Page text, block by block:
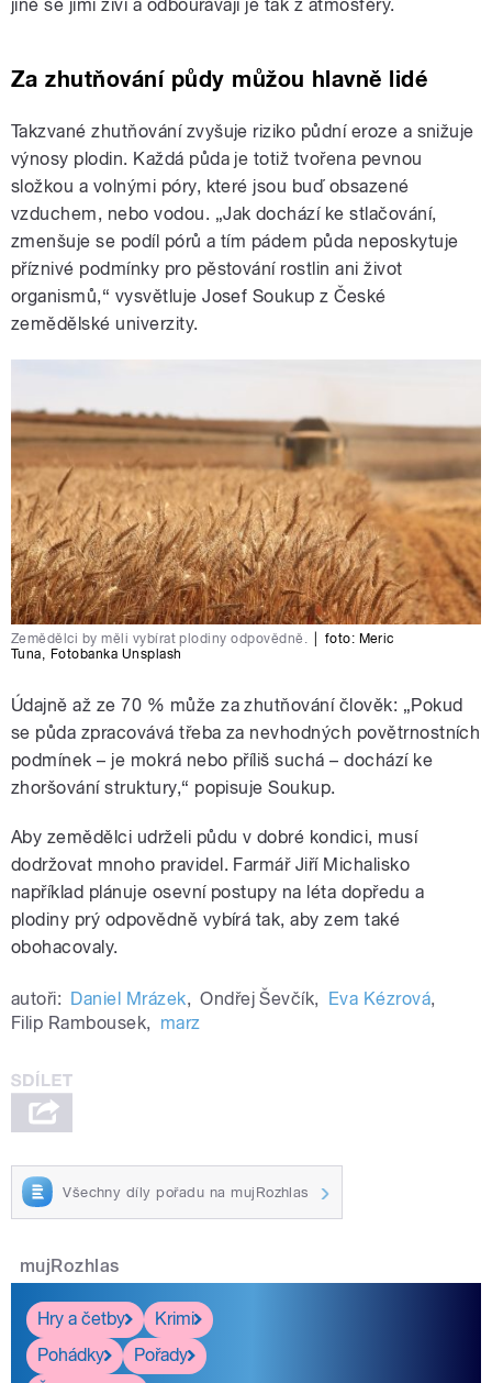
jiné se jimi živí a odbourávají je tak z atmosféry.
Za zhutňování půdy můžou hlavně lidé
Takzvané zhutňování zvyšuje riziko půdní eroze a snižuje
výnosy plodin. Každá půda je totiž tvořena pevnou
složkou a volnými póry, které jsou buď obsazené
vzduchem, nebo vodou. „Jak dochází ke stlačování,
zmenšuje se podíl pórů a tím pádem půda neposkytuje
příznivé podmínky pro pěstování rostlin ani život
organismů,“ vysvětluje Josef Soukup z České
zemědělské univerzity.
Zemědělci by měli vybírat plodiny odpovědně. foto: Meric
Tuna
Fotobanka Unsplash
Údajně až ze 70 % může za zhutňování člověk: „Pokud
se půda zpracovává třeba za nevhodných povětrnostních
podmínek – je mokrá nebo příliš suchá – dochází ke
zhoršování struktury,“ popisuje Soukup.
Aby zemědělci udrželi půdu v dobré kondici, musí
dodržovat mnoho pravidel. Farmář Jiří Michalisko
například plánuje osevní postupy na léta dopředu a
plodiny prý odpovědně vybírá tak, aby zem také
obohacovaly.
autoři: Daniel Mrázek, Ondřej Ševčík, Eva Kézrová,
Filip Rambousek, marz
Všechny díly pořadu na mujRozhlas
mujRozhlas
Hry a četby
Krimi
Pohádky
Pořady